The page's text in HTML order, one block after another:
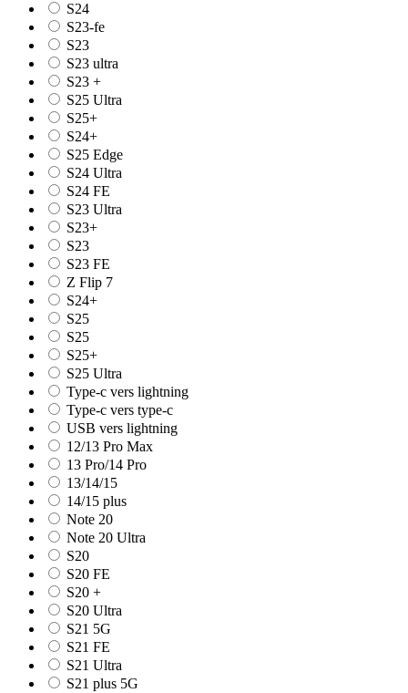
S24
S23-fe
S23
S23 ultra
S23 +
S25 Ultra
S25+
S24+
S25 Edge
S24 Ultra
S24 FE
S23 Ultra
S23+
S23
S23 FE
Z Flip 7
S24+
S25
S25
S25+
S25 Ultra
Type-c vers lightning
Type-c vers type-c
USB vers lightning
12/13 Pro Max
13 Pro/14 Pro
13/14/15
14/15 plus
Note 20
Note 20 Ultra
S20
S20 FE
S20 +
S20 Ultra
S21 5G
S21 FE
S21 Ultra
S21 plus 5G